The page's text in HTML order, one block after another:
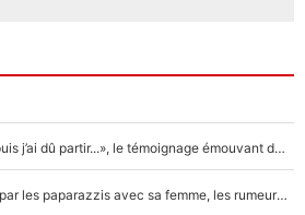
F1 : « Je lui ai fait un câlin, puis j’ai dû partir...», le témoignage émouvant de Max Verstappen sur sa fille
F1 : Charles Leclerc surpris par les paparazzis avec sa femme, les rumeurs étaient vraies !